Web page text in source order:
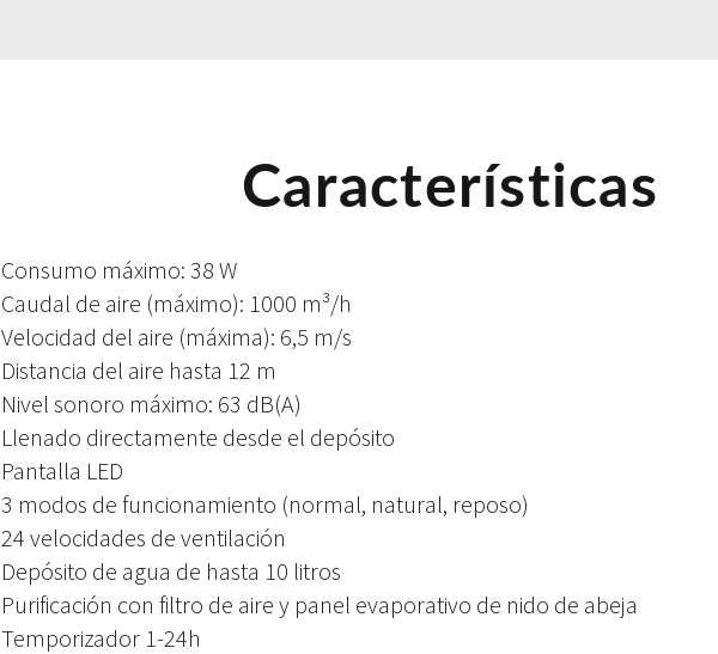
Características
Consumo máximo: 38 W
Caudal de aire (máximo): 1000 m³/h
Velocidad del aire (máxima): 6,5 m/s
Distancia del aire hasta 12 m
Nivel sonoro máximo: 63 dB(A)
Llenado directamente desde el depósito
Pantalla LED
3 modos de funcionamiento (normal, natural, reposo)
24 velocidades de ventilación
Depósito de agua de hasta 10 litros
Purificación con filtro de aire y panel evaporativo de nido de abeja
Temporizador 1-24h